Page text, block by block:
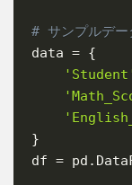
# サンプルデー
data = {
}
df = pd .